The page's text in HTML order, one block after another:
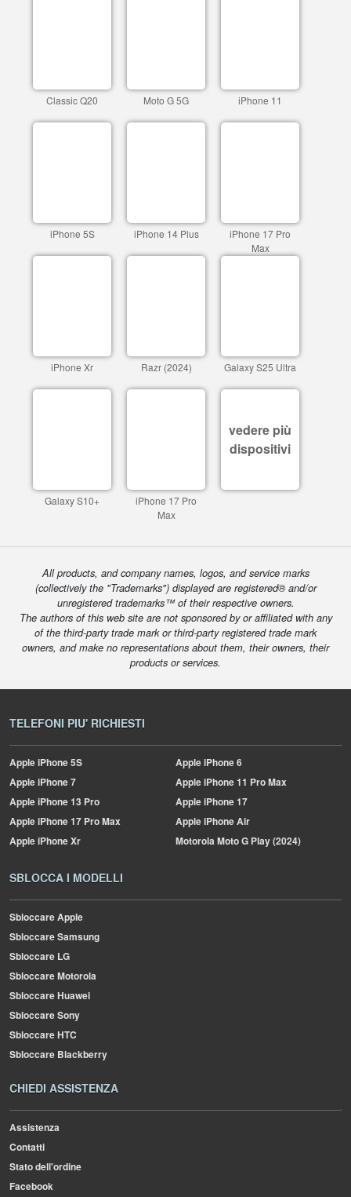
Classic Q20 Moto G 5G iPhone 11
iPhone 5S iPhone 14 Plus
iPhone 17 Pro
Max
iPhone Xr Razr (2024) Galaxy S25 Ultra
Galaxy S10+
iPhone 17 Pro
Max
vedere più
dispositivi
All products, and company names, logos, and service marks
(collectively the "Trademarks") displayed are registered® and/or
unregistered trademarks™ of their respective owners.
The authors of this web site are not sponsored by or affiliated with any
of the third-party trade mark or third-party registered trade mark
owners, and make no representations about them, their owners, their
products or services.
TELEFONI PIU' RICHIESTI
AppleiPhone 5S AppleiPhone 6
AppleiPhone 7 AppleiPhone 11 Pro Max
AppleiPhone 13 Pro AppleiPhone 17
AppleiPhone 17 Pro Max AppleiPhone Air
AppleiPhone Xr MotorolaMoto G Play (2024)
SBLOCCA I MODELLI
Sbloccare Apple
Sbloccare Samsung
Sbloccare LG
Sbloccare Motorola
Sbloccare Huawei
Sbloccare Sony
Sbloccare HTC
Sbloccare Blackberry
CHIEDI ASSISTENZA
Assistenza
Contatti
Stato dell'ordine
Facebook